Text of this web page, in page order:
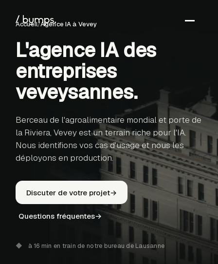
Accueil/Agence IAà Vevey
L'agence IA des
entreprises
veveysannes.
Berceau de l'agroalimentaire mondial et porte de
la Riviera, Vevey est un terrain riche pour l'IA.
Nous identifions vos cas d'usage et nous les
déployons en production.
Discuter de votre projet→
Questions fréquentes→
◆ à 16 min en train de notre bureau de Lausanne